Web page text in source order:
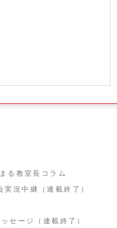
る教室長コラム
実況中継（連載終了）
セージ（連載終了）